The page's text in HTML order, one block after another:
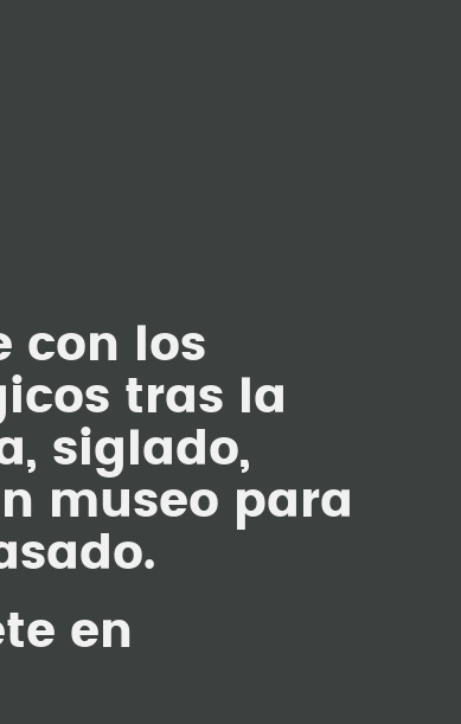
con los
tras la
siglado,
museo para
en